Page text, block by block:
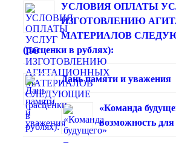
УСЛОВИЯ ОПЛАТЫ
ИЗГОТОВЛЕНИЮ
МАТЕРИАЛОВ
(расценки в рублях):
Дань памяти и уважения
«Команда
возможность